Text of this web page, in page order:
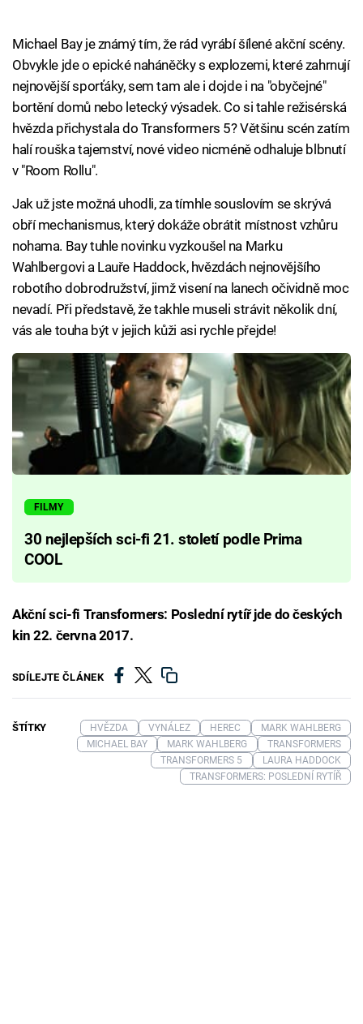
Michael Bay je známý tím, že rád vyrábí šílené akční scény.
Obvykle jde o epické naháněčky s explozemi, které zahrnují
nejnovější sporťáky, sem tam ale i dojde i na "obyčejné"
bortění domů nebo letecký výsadek. Co si tahle režisérská
hvězda přichystala do Transformers 5? Většinu scén zatím
halí rouška tajemství, nové video nicméně odhaluje blbnutí
v "Room Rollu".
Jak už jste možná uhodli, za tímhle souslovím se skrývá
obří mechanismus, který dokáže obrátit místnost vzhůru
nohama. Bay tuhle novinku vyzkoušel na Marku
Wahlbergovi a Lauře Haddock, hvězdách nejnovějšího
robotího dobrodružství, jimž visení na lanech očividně moc
nevadí. Při představě, že takhle museli strávit několik dní,
vás ale touha být v jejich kůži asi rychle přejde!
FILMY
30 nejlepších sci-fi 21. století podle Prima
COOL
Akční sci-fi Transformers: Poslední rytíř jde do českých
kin 22. června 2017.
SDÍLEJTE ČLÁNEK
ŠTÍTKY HVĚZDA VYNÁLEZ HEREC
MARK WAHLBERG
MICHAEL BAY
MARK WAHLBERG
TRANSFORMERS
TRANSFORMERS 5
LAURA HADDOCK
TRANSFORMERS: POSLEDNÍ RYTÍŘ